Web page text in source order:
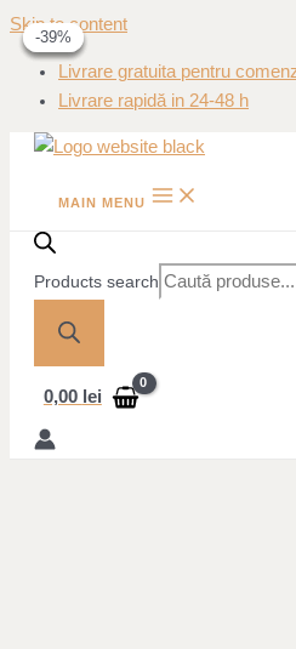
Skip to content
Livrare gratuita pentru
Livrare rapidă in 24-48 h
MAIN MENU
Products search
0,00 lei
-15%
-15%
-39%
-39%